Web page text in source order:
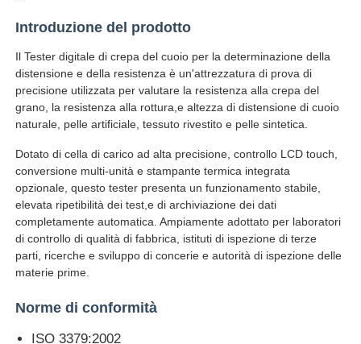
Fatory Tour
Controllo di qualità
Contattaci
Richiedere un preventivo
Attrezzatura di prova di laboratorio
Macchina di test universale
Introduzione del prodotto
Il Tester digitale di crepa del cuoio per la determinazione della
distensione e della resistenza è un'attrezzatura di prova di
precisione utilizzata per valutare la resistenza alla crepa del
grano, la resistenza alla rottura,e altezza di distensione di cuoio
naturale, pelle artificiale, tessuto rivestito e pelle sintetica.
Dotato di cella di carico ad alta precisione, controllo LCD touch,
conversione multi-unità e stampante termica integrata
opzionale, questo tester presenta un funzionamento stabile,
elevata ripetibilità dei test,e di archiviazione dei dati
completamente automatica. Ampiamente adottato per laboratori
di controllo di qualità di fabbrica, istituti di ispezione di terze
parti, ricerche e sviluppo di concerie e autorità di ispezione delle
materie prime.
Norme di conformità
ISO 3379:2002